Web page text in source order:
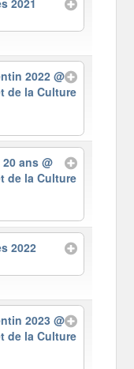
2021
2022 @
de la Culture
ans @
de la Culture
2022
2023 @
de la Culture